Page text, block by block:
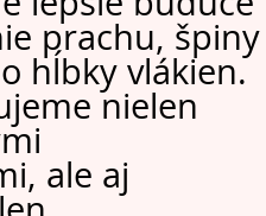
prachu, špiny
hĺbky vlákien.
nielen
ale aj